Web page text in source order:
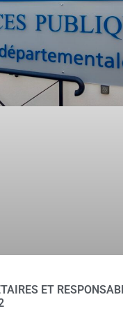
ET